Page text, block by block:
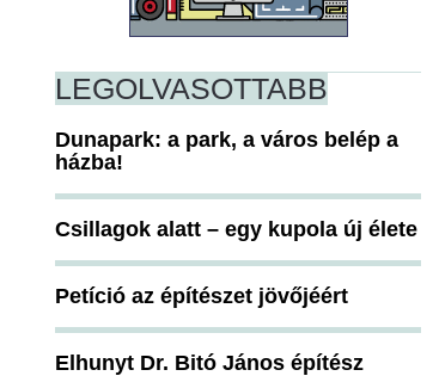
LEGOLVASOTTABB
Dunapark: a park, a város belép a
házba!
Csillagok alatt – egy kupola új élete
Petíció az építészet jövőjéért
Elhunyt Dr. Bitó János építész